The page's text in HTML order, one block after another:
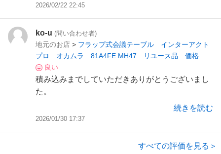
2026/02/22 22:45
ko-u (問い合わせ者)
地元のお店 > フラップ式会議テーブル インターアクト
プロ オカムラ 81A4FE MH47 リユース品 価格...
良い
積み込みまでしていただきありがとうございまし
た。
続きを読む
2026/01/30 17:37
すべての評価を見る＞